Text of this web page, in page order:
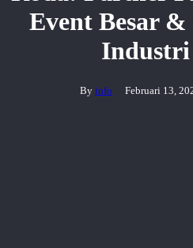
Event Besar
Industri
By info Februari 13,